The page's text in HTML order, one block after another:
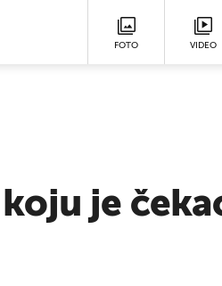
FOTO VIDEO
je